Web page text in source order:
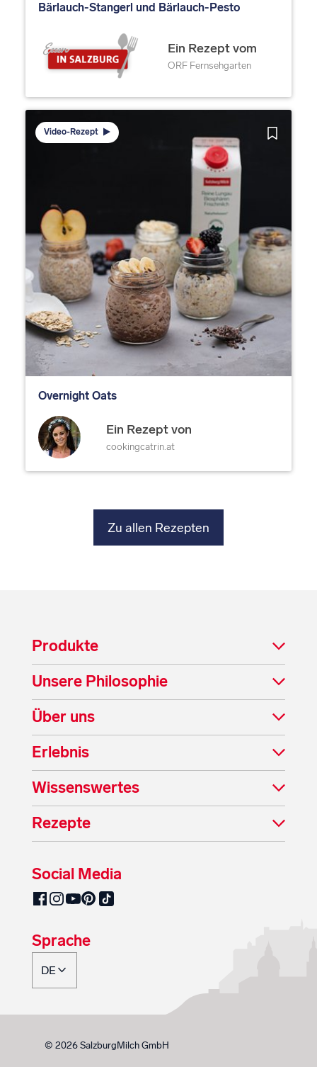
Bärlauch-Stangerl und Bärlauch-Pesto
Ein Rezept vom
ORF Fernsehgarten
Video-Rezept
Overnight Oats
Ein Rezept von
cookingcatrin.at
Zu allen Rezepten
Produkte
Unsere Philosophie
Über uns
Erlebnis
Wissenswertes
Rezepte
Social Media
SalzburgMilch auf Facebook
SalzburgMilch auf Instagram
SalzburgMilch auf YouTube
SalzburgMilch auf Pinterest
SalzburgMilch auf TikTok
Sprache
© 2026 SalzburgMilch GmbH